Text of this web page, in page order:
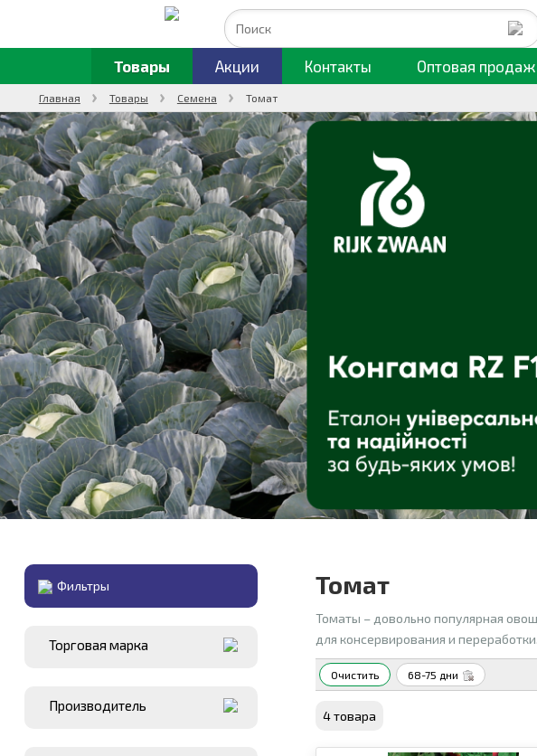
Товары Акции Контакты Оптовая
Главная Товары Семена Томат
Фильтры
Торговая марка
Производитель
Томат
Томаты – довольно популярная
для консервирования и переработки.
Очистить 68-75 дни
4 товара